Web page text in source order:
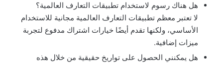
هل هناك رسوم لاستخدام تطبيقات التعارف العالمية؟
لا تعتبر معظم تطبيقات التعارف العالمية مجانية للاستخدام
الأساسي، ولكنها تقدم أيضًا خيارات اشتراك مدفوع لتجربة
ميزات إضافية.
هل يمكنني الحصول على تواريخ حقيقية من خلال هذه